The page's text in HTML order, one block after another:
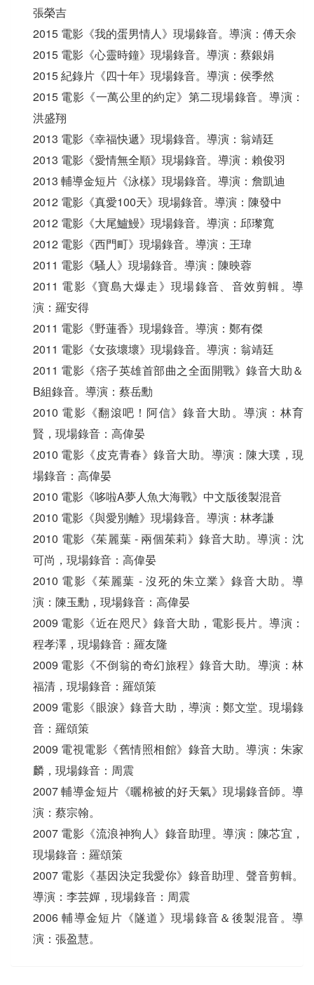
張榮吉
2015 電影《我的蛋男情人》現場錄音。導演：傅天余
2015 電影《心靈時鐘》現場錄音。導演：蔡銀娟
2015 紀錄片《四十年》現場錄音。導演：侯季然
2015 電影《一萬公里的約定》第二現場錄音。導演：
洪盛翔
2013 電影《幸福快遞》現場錄音。導演：翁靖廷
2013 電影《愛情無全順》現場錄音。導演：賴俊羽
2013 輔導金短片《泳樣》現場錄音。導演：詹凱迪
2012 電影《真愛100天》現場錄音。導演：陳發中
2012 電影《大尾鱸鰻》現場錄音。導演：邱瓈寬
2012 電影《西門町》現場錄音。導演：王瑋
2011 電影《騷人》現場錄音。導演：陳映蓉
2011 電影《寶島大爆走》現場錄音、音效剪輯。導
演：羅安得
2011 電影《野蓮香》現場錄音。導演：鄭有傑
2011 電影《女孩壞壞》現場錄音。導演：翁靖廷
2011 電影《痞子英雄首部曲之全面開戰》錄音大助＆
B組錄音。導演：蔡岳勳
2010 電影《翻滾吧！阿信》錄音大助。導演：林育
賢，現場錄音：高偉晏
2010 電影《皮克青春》錄音大助。導演：陳大璞，現
場錄音：高偉晏
2010 電影《哆啦A夢人魚大海戰》中文版後製混音
2010 電影《與愛別離》現場錄音。導演：林孝謙
2010 電影《茱麗葉 - 兩個茱莉》錄音大助。導演：沈
可尚，現場錄音：高偉晏
2010 電影《茱麗葉 - 沒死的朱立業》錄音大助。導
演：陳玉勳，現場錄音：高偉晏
2009 電影《近在咫尺》錄音大助，電影長片。導演：
程孝澤，現場錄音：羅友隆
2009 電影《不倒翁的奇幻旅程》錄音大助。導演：林
福清，現場錄音：羅頌策
2009 電影《眼淚》錄音大助，導演：鄭文堂。現場錄
音：羅頌策
2009 電視電影《舊情照相館》錄音大助。導演：朱家
麟，現場錄音：周震
2007 輔導金短片《曬棉被的好天氣》現場錄音師。導
演：蔡宗翰。
2007 電影《流浪神狗人》錄音助理。導演：陳芯宜，
現場錄音：羅頌策
2007 電影《基因決定我愛你》錄音助理、聲音剪輯。
導演：李芸嬋，現場錄音：周震
2006 輔導金短片《隧道》現場錄音＆後製混音。導
演：張盈慧。